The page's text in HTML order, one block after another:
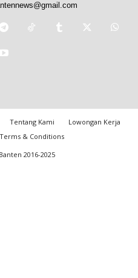
Tentang Kami
Lowongan Kerja
Terms & Conditions
2016-2025